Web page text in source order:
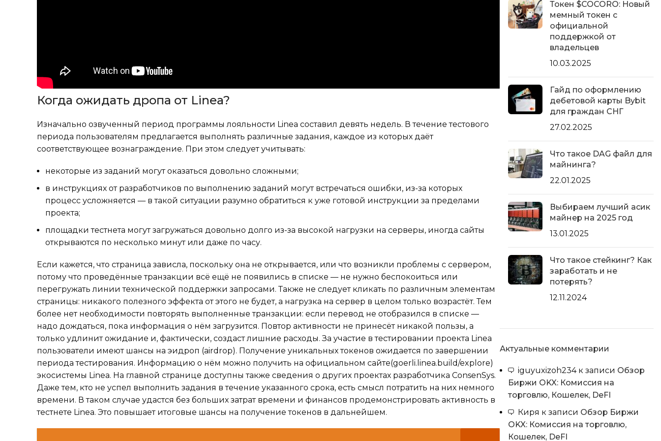
Когда ожидать дропа от Linea?
Изначально озвученный период программы лояльности Linea составил девять недель. В течение тестового
периода пользователям предлагается выполнять различные задания, каждое из которых даёт
соответствующее вознаграждение. При этом следует учитывать:
некоторые из заданий могут оказаться довольно сложными;
в инструкциях от разработчиков по выполнению заданий могут встречаться ошибки, из-за которых
процесс усложняется — в такой ситуации разумно обратиться к уже готовой инструкции за пределами
проекта;
площадки тестнета могут загружаться довольно долго из-за высокой нагрузки на серверы, иногда сайты
открываются по несколько минут или даже по часу.
Если кажется, что страница зависла, поскольку она не открывается, или что возникли проблемы с сервером,
потому что проведённые транзакции всё ещё не появились в списке — не нужно беспокоиться или
перегружать линии технической поддержки запросами. Также не следует кликать по различным элементам
страницы: никакого полезного эффекта от этого не будет, а нагрузка на сервер в целом только возрастёт. Тем
более нет необходимости повторять выполненные транзакции: если перевод не отобразился в списке —
надо дождаться, пока информация о нём загрузится. Повтор активности не принесёт никакой пользы, а
только удлинит ожидание и, фактически, создаст лишние расходы. За участие в тестировании проекта Linea
пользователи имеют шансы на эидроп (airdrop). Получение уникальных токенов ожидается по завершении
периода тестирования. Информацию о нём можно получить на официальном сайте(goerli.linea.build/explore)
экосистемы Linea. На главной странице доступны также сведения о других проектах разработчика ConsenSys.
Даже тем, кто не успел выполнить задания в течение указанного срока, есть смысл потратить на них немного
времени. В таком случае удастся без больших затрат времени и финансов продемонстрировать активность в
тестнете Linea. Это повышает итоговые шансы на получение токенов в дальнейшем.
Токен $COCORO: Новый
мемный токен с
официальной
поддержкой от
владельцев
10.03.2025
Гайд по оформлению
дебетовой карты Bybit
для граждан СНГ
27.02.2025
Что такое DAG файл для
майнинга?
22.01.2025
Выбираем лучший асик
майнер на 2025 год
13.01.2025
Что такое стейкинг? Как
заработать и не
потерять?
12.11.2024
Актуальные комментарии
iguyuxizoh234к записи Обзор
Биржи OKX: Комиссия на
торговлю, Кошелек, DeFI
Киря к записи Обзор Биржи
OKX: Комиссия на торговлю,
Кошелек, DeFI